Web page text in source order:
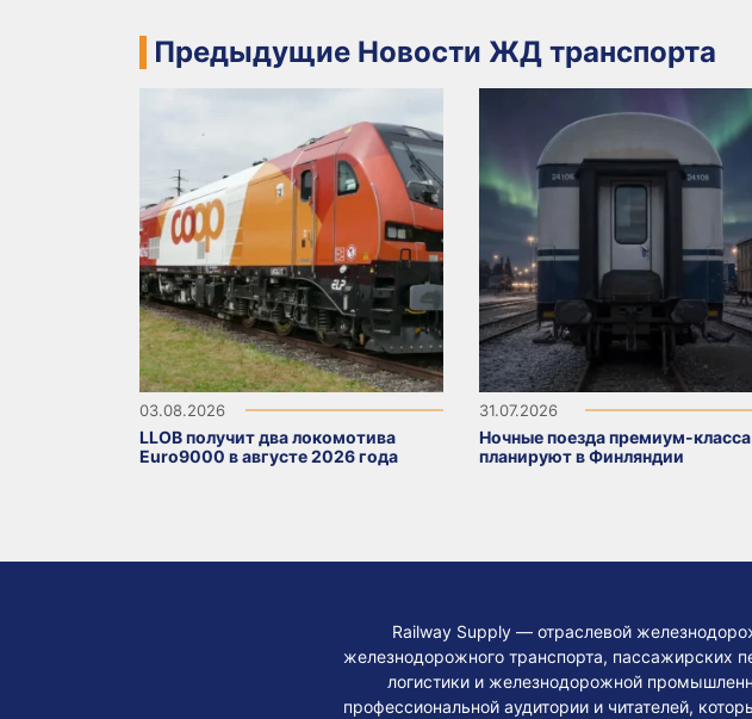
Предыдущие Новости ЖД транспорта
03.08.2026
LLOB получит два локомотива
Euro9000 в августе 2026 года
31.07.2026
Ночные поезда премиум-класса
планируют в Финляндии
Railway Supply — отраслевой
железнодорожного транспорта, пассажирских
логистики и железнодорожной
профессиональной аудитории и читателей,